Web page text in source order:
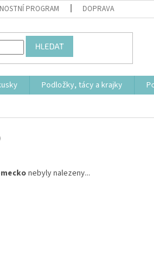
PROGRAM DOPRAVA
HLEDAT
Podložky, tácy a krajky
nebyly nalezeny...